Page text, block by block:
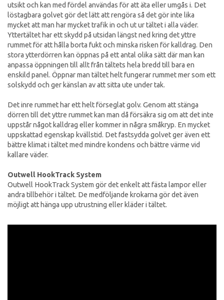
utsikt och kan med fördel användas för att äta eller umgås i. Det
löstagbara golvet gör det lätt att rengöra så det gör inte lika
mycket att man har mycket trafik in och ut ur tältet i alla väder.
Yttertältet har ett skydd på utsidan längst ned kring det yttre
rummet för att hålla borta fukt och minska risken för kalldrag. Den
stora ytterdörren kan öppnas på ett antal olika sätt där man kan
anpassa öppningen till allt från tältets hela bredd till bara en
enskild panel. Öppnar man tältet helt fungerar rummet mer som ett
solskydd och ger känslan av att sitta ute under tak.
Det inre rummet har ett helt förseglat golv. Genom att stänga
dörren till det yttre rummet kan man då försäkra sig om att det inte
uppstår något kalldrag eller kommer in några småkryp. En mycket
uppskattad egenskap kvällstid. Det fastsydda golvet ger även ett
bättre klimat i tältet med mindre kondens och bättre värme vid
kallare väder.
Outwell HookTrack System
Outwell HookTrack System gör det enkelt att fästa lampor eller
andra tillbehör i tältet. De medföljande krokarna gör det även
möjligt att hänga upp utrustning eller kläder i tältet.